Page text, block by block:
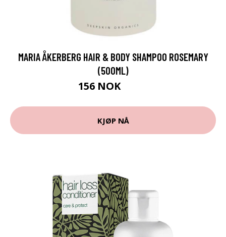
MARIA ÅKERBERG HAIR & BODY SHAMPOO ROSEMARY
(500ML)
156 NOK
KJØP NÅ